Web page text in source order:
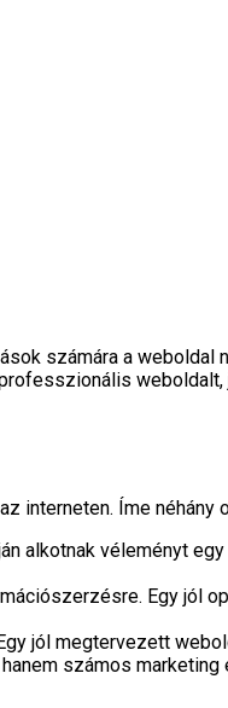
számára a weboldal
interneten. Íme
alkotnak véleményt
Egy jól
jól megtervezett
számos